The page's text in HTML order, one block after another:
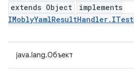
extends Object
implements
java.lang.Объект